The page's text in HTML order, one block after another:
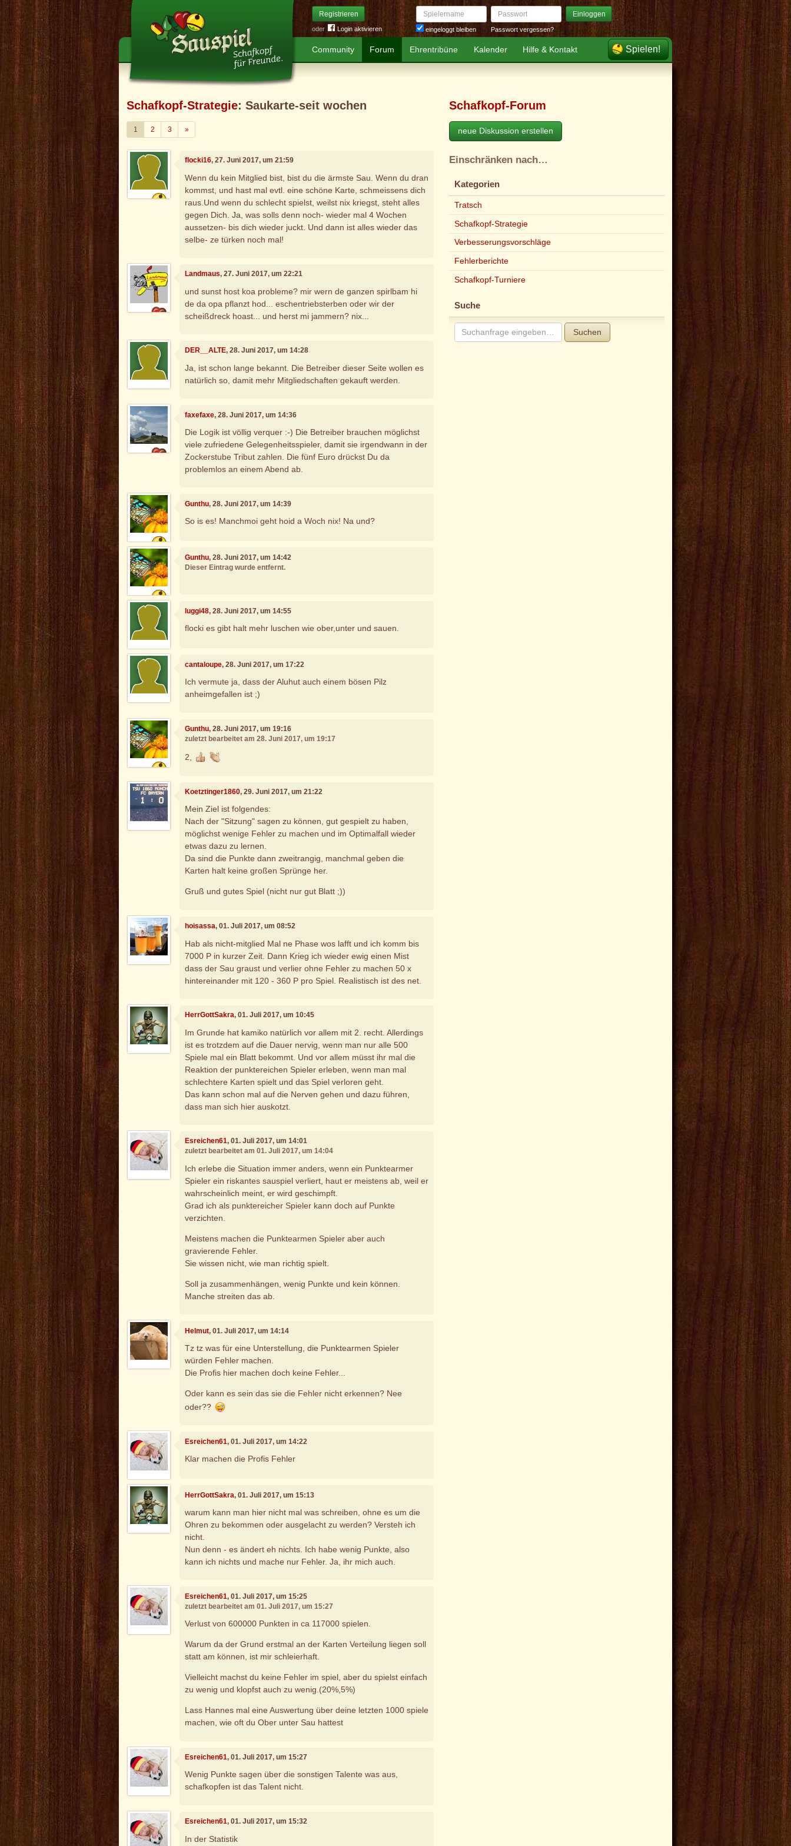
Registrieren
oder Login aktivieren
Spielername
eingeloggt bleiben
Passwort Einloggen
Passwort vergessen?
Community Forum Ehrentribüne Kalender Hilfe & Kontakt Spielen!
Schafkopf-Strategie: Saukarte-seit wochen
1 2 3 »Weiter
flocki16, 27. Juni 2017, um 21:59
Wenn du kein Mitglied bist, bist du die ärmste Sau. Wenn du dran
kommst, und hast mal evtl. eine schöne Karte, schmeissens dich
raus.Und wenn du schlecht spielst, weilst nix kriegst, steht alles
gegen Dich. Ja, was solls denn noch- wieder mal 4 Wochen
aussetzen- bis dich wieder juckt. Und dann ist alles wieder das
selbe- ze türken noch mal!
Landmaus, 27. Juni 2017, um 22:21
und sunst host koa probleme? mir wern de ganzen spirlbam hi
de da opa pflanzt hod... eschentriebsterben oder wir der
scheißdreck hoast... und herst mi jammern? nix...
DER__ALTE, 28. Juni 2017, um 14:28
Ja, ist schon lange bekannt. Die Betreiber dieser Seite wollen es
natürlich so, damit mehr Mitgliedschaften gekauft werden.
faxefaxe, 28. Juni 2017, um 14:36
Die Logik ist völlig verquer :-) Die Betreiber brauchen möglichst
viele zufriedene Gelegenheitsspieler, damit sie irgendwann in der
Zockerstube Tribut zahlen. Die fünf Euro drückst Du da
problemlos an einem Abend ab.
Gunthu, 28. Juni 2017, um 14:39
So is es! Manchmoi geht hoid a Woch nix! Na und?
Gunthu, 28. Juni 2017, um 14:42
Dieser Eintrag wurde entfernt.
luggi48, 28. Juni 2017, um 14:55
flocki es gibt halt mehr luschen wie ober,unter und sauen.
cantaloupe, 28. Juni 2017, um 17:22
Ich vermute ja, dass der Aluhut auch einem bösen Pilz
anheimgefallen ist ;)
Gunthu, 28. Juni 2017, um 19:16
zuletzt bearbeitet am 28. Juni 2017, um 19:17
2,
Koetztinger1860, 29. Juni 2017, um 21:22
Mein Ziel ist folgendes:
Nach der "Sitzung" sagen zu können, gut gespielt zu haben,
möglichst wenige Fehler zu machen und im Optimalfall wieder
etwas dazu zu lernen.
Da sind die Punkte dann zweitrangig, manchmal geben die
Karten halt keine großen Sprünge her.
Gruß und gutes Spiel (nicht nur gut Blatt ;))
hoisassa, 01. Juli 2017, um 08:52
Hab als nicht-mitglied Mal ne Phase wos lafft und ich komm bis
7000 P in kurzer Zeit. Dann Krieg ich wieder ewig einen Mist
dass der Sau graust und verlier ohne Fehler zu machen 50 x
hintereinander mit 120 - 360 P pro Spiel. Realistisch ist des net.
HerrGottSakra, 01. Juli 2017, um 10:45
Im Grunde hat kamiko natürlich vor allem mit 2. recht. Allerdings
ist es trotzdem auf die Dauer nervig, wenn man nur alle 500
Spiele mal ein Blatt bekommt. Und vor allem müsst ihr mal die
Reaktion der punktereichen Spieler erleben, wenn man mal
schlechtere Karten spielt und das Spiel verloren geht.
Das kann schon mal auf die Nerven gehen und dazu führen,
dass man sich hier auskotzt.
Esreichen61, 01. Juli 2017, um 14:01
zuletzt bearbeitet am 01. Juli 2017, um 14:04
Ich erlebe die Situation immer anders, wenn ein Punktearmer
Spieler ein riskantes sauspiel verliert, haut er meistens ab, weil er
wahrscheinlich meint, er wird geschimpft.
Grad ich als punktereicher Spieler kann doch auf Punkte
verzichten.
Meistens machen die Punktearmen Spieler aber auch
gravierende Fehler.
Sie wissen nicht, wie man richtig spielt.
Soll ja zusammenhängen, wenig Punkte und kein können.
Manche streiten das ab.
Helmut, 01. Juli 2017, um 14:14
Tz tz was für eine Unterstellung, die Punktearmen Spieler
würden Fehler machen.
Die Profis hier machen doch keine Fehler...
Oder kann es sein das sie die Fehler nicht erkennen? Nee
oder??
Esreichen61, 01. Juli 2017, um 14:22
Klar machen die Profis Fehler
HerrGottSakra, 01. Juli 2017, um 15:13
warum kann man hier nicht mal was schreiben, ohne es um die
Ohren zu bekommen oder ausgelacht zu werden? Versteh ich
nicht.
Nun denn - es ändert eh nichts. Ich habe wenig Punkte, also
kann ich nichts und mache nur Fehler. Ja, ihr mich auch.
Esreichen61, 01. Juli 2017, um 15:25
zuletzt bearbeitet am 01. Juli 2017, um 15:27
Verlust von 600000 Punkten in ca 117000 spielen.
Warum da der Grund erstmal an der Karten Verteilung liegen soll
statt am können, ist mir schleierhaft.
Vielleicht machst du keine Fehler im spiel, aber du spielst einfach
zu wenig und klopfst auch zu wenig.(20%,5%)
Lass Hannes mal eine Auswertung über deine letzten 1000 spiele
machen, wie oft du Ober unter Sau hattest
Esreichen61, 01. Juli 2017, um 15:27
Wenig Punkte sagen über die sonstigen Talente was aus,
schafkopfen ist das Talent nicht.
Esreichen61, 01. Juli 2017, um 15:32
In der Statistik
Schafkopf-Forum
neue Diskussion erstellen
Einschränken nach…
Kategorien
Tratsch
Schafkopf-Strategie
Verbesserungsvorschläge
Fehlerberichte
Schafkopf-Turniere
Suche
Suchen